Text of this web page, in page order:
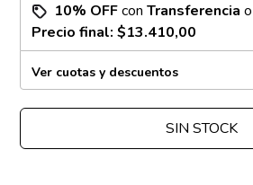
10% OFFconTransferencia o
Precio final:$13.410,00
Ver cuotas y descuentos
SIN STOCK